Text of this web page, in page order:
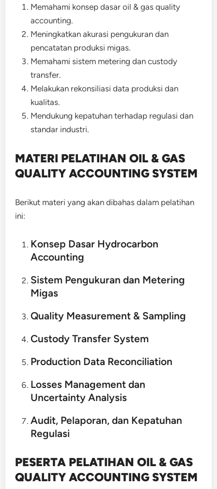
Memahami konsep dasar oil & gas quality
accounting.
Meningkatkan akurasi pengukuran dan
pencatatan produksi migas.
Memahami sistem metering dan custody
transfer.
Melakukan rekonsiliasi data produksi dan
kualitas.
Mendukung kepatuhan terhadap regulasi dan
standar industri.
MATERI PELATIHAN OIL & GAS
QUALITY ACCOUNTING SYSTEM
Berikut materi yang akan dibahas dalam pelatihan
ini:
Konsep Dasar Hydrocarbon
Accounting
Sistem Pengukuran dan Metering
Migas
Quality Measurement & Sampling
Custody Transfer System
Production Data Reconciliation
Losses Management dan
Uncertainty Analysis
Audit, Pelaporan, dan Kepatuhan
Regulasi
PESERTA PELATIHAN OIL & GAS
QUALITY ACCOUNTING SYSTEM